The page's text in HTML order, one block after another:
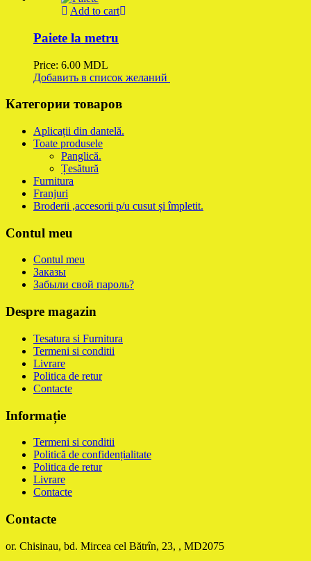
Add to cart
Paiete la metru
Price: 6.00 MDL
Добавить в список желаний
Категории товаров
Aplicații din dantelă.
Toate produsele
Panglică.
Țesătură
Furnitura
Franjuri
Broderii ,accesorii p/u cusut și împletit.
Contul meu
Contul meu
Заказы
Забыли свой пароль?
Despre magazin
Tesatura si Furnitura
Termeni si conditii
Livrare
Politica de retur
Contacte
Informație
Termeni si conditii
Politică de confidențialitate
Politica de retur
Livrare
Contacte
Contacte
or. Chisinau, bd. Mircea cel Bătrîn, 23, , MD2075